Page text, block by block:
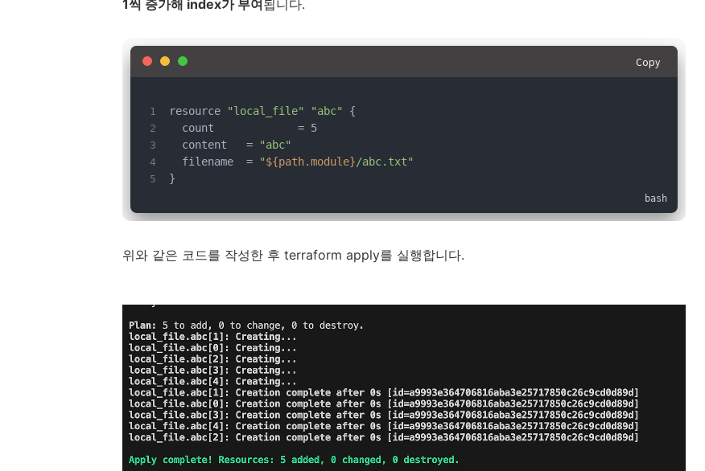
1씩 증가해 index가 부여됩니다.
Copy
resource "local_file" "abc"
{
count		 = 5
content	 =
"abc"
filename	 =
"${path.module}/abc.txt"
}
위와 같은 코드를 작성한 후 terraform apply를 실행합니다.